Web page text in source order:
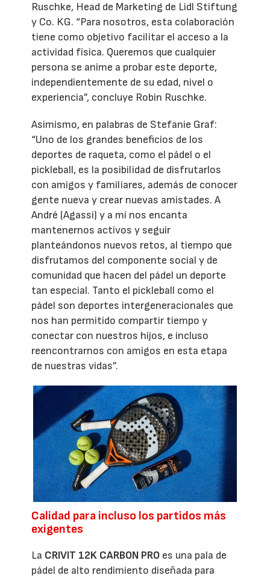
Ruschke, Head de Marketing de Lidl Stiftung
y Co. KG. “Para nosotros, esta colaboración
tiene como objetivo facilitar el acceso a la
actividad física. Queremos que cualquier
persona se anime a probar este deporte,
independientemente de su edad, nivel o
experiencia”, concluye Robin Ruschke.
Asimismo, en palabras de Stefanie Graf:
“Uno de los grandes beneficios de los
deportes de raqueta, como el pádel o el
pickleball, es la posibilidad de disfrutarlos
con amigos y familiares, además de conocer
gente nueva y crear nuevas amistades. A
André (Agassi) y a mí nos encanta
mantenernos activos y seguir
planteándonos nuevos retos, al tiempo que
disfrutamos del componente social y de
comunidad que hacen del pádel un deporte
tan especial. Tanto el pickleball como el
pádel son deportes intergeneracionales que
nos han permitido compartir tiempo y
conectar con nuestros hijos, e incluso
reencontrarnos con amigos en esta etapa
de nuestras vidas”.
Calidad para incluso los partidos más
exigentes
La CRIVIT 12K CARBON PRO es una pala de
pádel de alto rendimiento diseñada para